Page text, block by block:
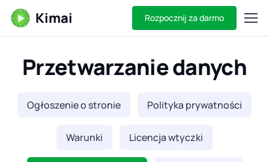
Kimai Rozpocznij za darmo
Przetwarzanie danych
Ogłoszenie o stronie Polityka prywatności
Warunki Licencja wtyczki